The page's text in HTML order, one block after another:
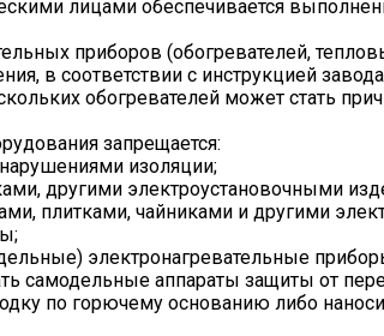
лицами обеспечивается
приборов (обогревателей,
в соответствии с инструкцией
обогревателей может стать
запрещается:
изоляции;
другими электроустановочными
плитками, чайниками и другими
электронагревательные
самодельные аппараты защиты от
по горючему основанию либо